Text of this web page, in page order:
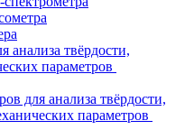
анализа твёрдости,
параметров
для анализа твёрдости,
параметров